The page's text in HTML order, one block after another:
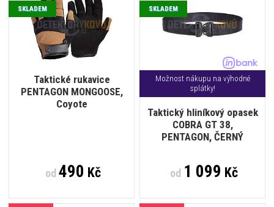
Taktické rukavice
PENTAGON MONGOOSE,
Coyote
SKLADEM
od490 Kč
Možnost nákupu na výhodné
splátky!
Taktický hliníkový opasek
COBRA GT 38,
PENTAGON, ČERNÝ
SKLADEM
od1 099 Kč